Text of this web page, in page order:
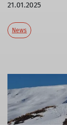
21.01.2025
News